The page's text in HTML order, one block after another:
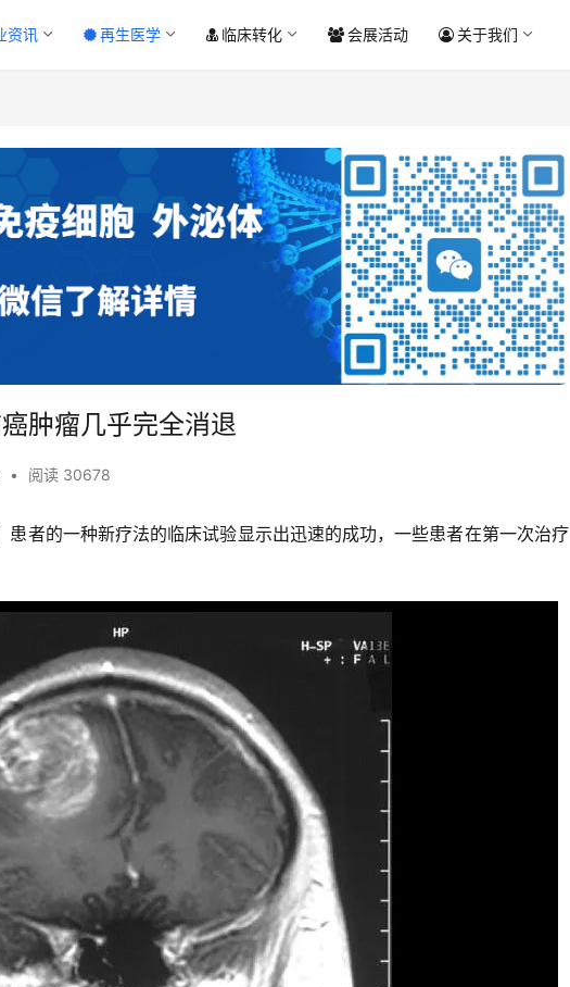
资讯 再生医学 临床转化 会展活动 关于我们
肿瘤几乎完全消退
• 阅读 30678
者的一种新疗法的临床试验显示出迅速的成功，一些患者在第一次治疗